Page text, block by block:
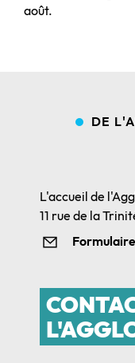
août.
DE
L'accueil de
11 rue de la